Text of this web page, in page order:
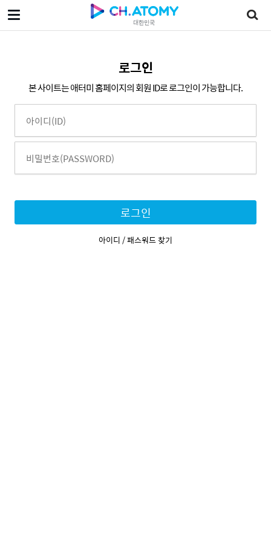
대한민국
로그인
본 사이트는 애터미 홈페이지의 회원 ID로 로그인이 가능합니다.
로그인
아이디 / 패스워드 찾기